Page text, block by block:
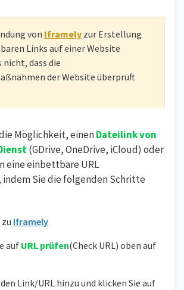
von Iframelyzur Erstellung
Links auf einer Website
dass die
der Website überprüft
Möglichkeit, einenDateilink von
(GDrive, OneDrive, iCloud) oder
eine einbettbare URL
Sie die folgenden Schritte
Iframely
auf URL prüfen(Check URL) oben auf
den Link/URL hinzu und klicken Sie auf